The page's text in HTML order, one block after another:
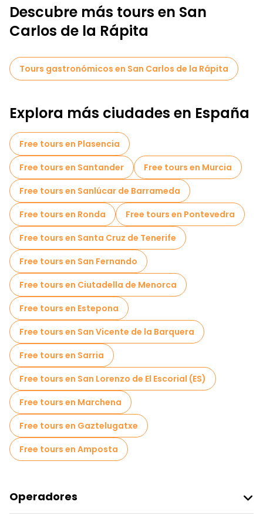
Descubre más tours en San
Carlos de la Rápita
Tours gastronómicos en San Carlos de la Rápita
Explora más ciudades en España
Free tours en Plasencia
Free tours en Santander
Free tours en Murcia
Free tours en Sanlúcar de Barrameda
Free tours en Ronda
Free tours en Pontevedra
Free tours en Santa Cruz de Tenerife
Free tours en San Fernando
Free tours en Ciutadella de Menorca
Free tours en Estepona
Free tours en San Vicente de la Barquera
Free tours en Sarria
Free tours en San Lorenzo de El Escorial (ES)
Free tours en Marchena
Free tours en Gaztelugatxe
Free tours en Amposta
Operadores